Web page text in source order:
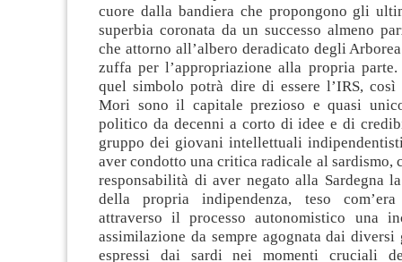
cuore dalla bandiera che propongono gli
superbia coronata da un successo almeno
che attorno all’albero deradicato degli
zuffa per l’appropriazione alla propria parte.
quel simbolo potrà dire di essere l’IRS,
Mori sono il capitale prezioso e quasi
politico da decenni a corto di idee e di
gruppo dei giovani intellettuali
aver condotto una critica radicale al sardismo,
responsabilità di aver negato alla Sardegna
della propria indipendenza, teso
attraverso il processo autonomistico una
assimilazione da sempre agognata dai
espressi dai sardi nei momenti cruciali